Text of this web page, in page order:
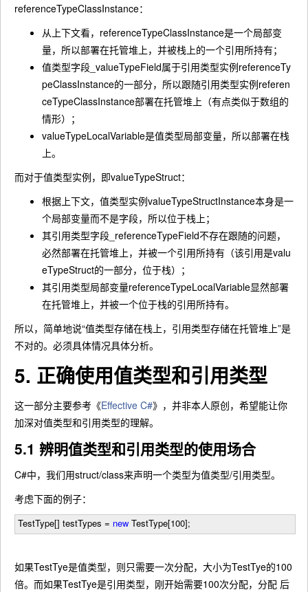
referenceTypeClassInstance：
从上下文看，referenceTypeClassInstance是一个局部变
量，所以部署在托管堆上，并被栈上的一个引用所持有；
值类型字段_valueTypeField属于引用类型实例referenceTy
peClassInstance的一部分，所以跟随引用类型实例referen
ceTypeClassInstance部署在托管堆上（有点类似于数组的
情形）；
valueTypeLocalVariable是值类型局部变量，所以部署在栈
上。
而对于值类型实例，即valueTypeStruct：
根据上下文，值类型实例valueTypeStructInstance本身是一
个局部变量而不是字段，所以位于栈上；
其引用类型字段_referenceTypeField不存在跟随的问题，
必然部署在托管堆上，并被一个引用所持有（该引用是valu
eTypeStruct的一部分，位于栈）；
其引用类型局部变量referenceTypeLocalVariable显然部署
在托管堆上，并被一个位于栈的引用所持有。
所以，简单地说“值类型存储在栈上，引用类型存储在托管堆上”是
不对的。必须具体情况具体分析。
5. 正确使用值类型和引用类型
这一部分主要参考《Effective C#》，并非本人原创，希望能让你
加深对值类型和引用类型的理解。
5.1 辨明值类型和引用类型的使用场合
C#中，我们用struct/class来声明一个类型为值类型/引用类型。
考虑下面的例子：
TestType[] testTypes = new TestType[100];
如果TestTye是值类型，则只需要一次分配，大小为TestTye的100
倍。而如果TestTye是引用类型，刚开始需要100次分配，分配 后